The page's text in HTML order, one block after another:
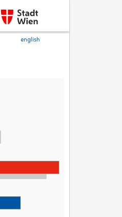
english